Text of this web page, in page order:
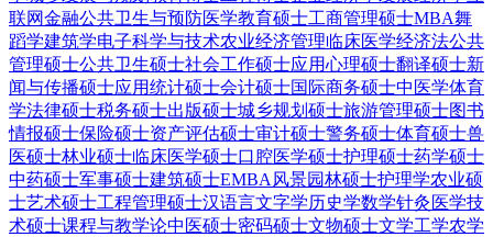
联网金融公共卫生与预防医学教育硕士工商管理硕士MBA舞
蹈学建筑学电子科学与技术农业经济管理临床医学经济法公共
管理硕士公共卫生硕士社会工作硕士应用心理硕士翻译硕士新
闻与传播硕士应用统计硕士会计硕士国际商务硕士中医学体育
学法律硕士税务硕士出版硕士城乡规划硕士旅游管理硕士图书
情报硕士保险硕士资产评估硕士审计硕士警务硕士体育硕士兽
医硕士林业硕士临床医学硕士口腔医学硕士护理硕士药学硕士
中药硕士军事硕士建筑硕士EMBA 风景园林硕士护理学农业硕
士艺术硕士工程管理硕士汉语言文字学历史学数学针灸 医学技
术硕士课程与教学论中医硕士密码硕士文物硕士文学工学农学